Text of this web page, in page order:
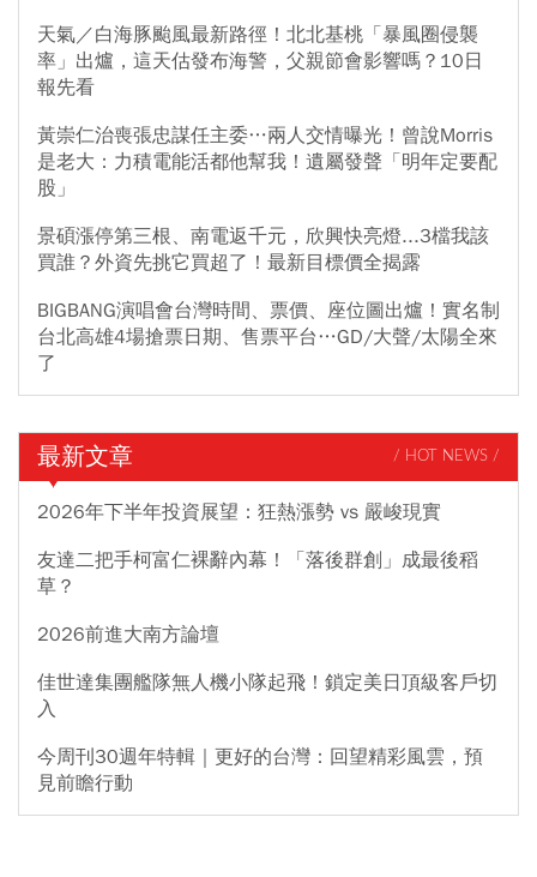
天氣／白海豚颱風最新路徑！北北基桃「暴風圈侵襲
率」出爐，這天估發布海警，父親節會影響嗎？10日
報先看
黃崇仁治喪張忠謀任主委…兩人交情曝光！曾說Morris
是老大：力積電能活都他幫我！遺屬發聲「明年定要配
股」
景碩漲停第三根、南電返千元，欣興快亮燈...3檔我該
買誰？外資先挑它買超了！最新目標價全揭露
BIGBANG演唱會台灣時間、票價、座位圖出爐！實名制
台北高雄4場搶票日期、售票平台…GD/大聲/太陽全來
了
最新文章 / HOT NEWS /
2026年下半年投資展望：狂熱漲勢 vs 嚴峻現實
友達二把手柯富仁裸辭內幕！「落後群創」成最後稻
草？
2026前進大南方論壇
佳世達集團艦隊無人機小隊起飛！鎖定美日頂級客戶切
入
今周刊30週年特輯｜更好的台灣：回望精彩風雲，預
見前瞻行動